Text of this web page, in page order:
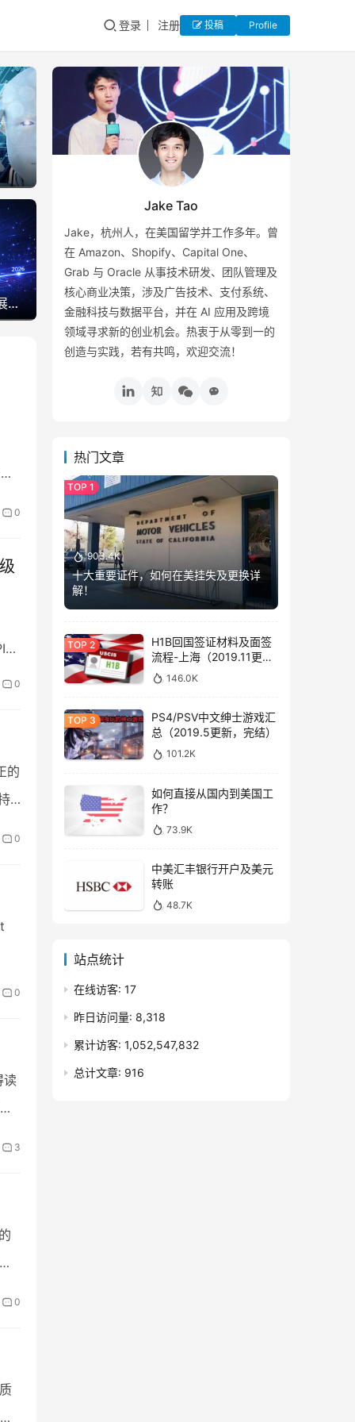
登录 注册 投稿 Profile
AI编年史 – 人工智能发展的里程碑大记事
0
0
的
0
0
读
3
0
Jake Tao
Jake，杭州人，在美国留学并工作多年。曾
在 Amazon、Shopify、Capital One、
Grab 与 Oracle 从事技术研发、团队管理及
核心商业决策，涉及广告技术、支付系统、
金融科技与数据平台，并在 AI 应用及跨境
领域寻求新的创业机会。热衷于从零到一的
创造与实践，若有共鸣，欢迎交流！
热门文章
903.4K
十大重要证件，如何在美挂失及更换详
解！
H1B回国签证材料及面签
流程-上海（2019.11更
新）146.0K
PS4/PSV中文绅士游戏汇
总（2019.5更新，完结）
101.2K
如何直接从国内到美国工
作？
73.9K
中美汇丰银行开户及美元
转账
48.7K
站点统计
在线访客: 17
昨日访问量: 8,318
累计访客: 1,052,547,832
总计文章: 916